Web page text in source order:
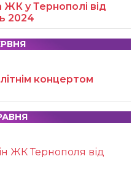
ЖК у Тернополі від
2024
концертом
ЖК Тернополя від